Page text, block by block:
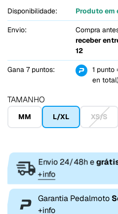
Disponibilidade: Produto em
Envio:
Compra
receber
12
Gana 7 puntos:
1
en
TAMANHO
MM L/XL XS/S
Envio 24/48h e
+info
Garantia Pedalmoto
+info